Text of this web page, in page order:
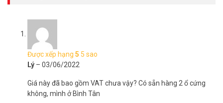
Sử dụng 64 camera và stream nhiều luồng
camera. Riêng ổ cứng HDD WD Purple Pro 18TB SATA 3 3.5 inch
được tối ưu hóa một con số cực khủng – 64 camera HD đơn luồng
Được xếp hạng 5 5 sao
Lý – 03/06/2022
Giá này đã bao gồm VAT chưa vậy? Có sẵn hàng 2 ổ cứng
không, mình ở Bình Tân